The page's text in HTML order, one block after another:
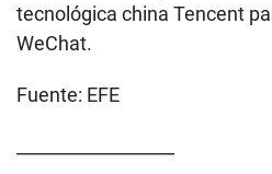
tecnológica china Tencent
WeChat.
Fuente: EFE